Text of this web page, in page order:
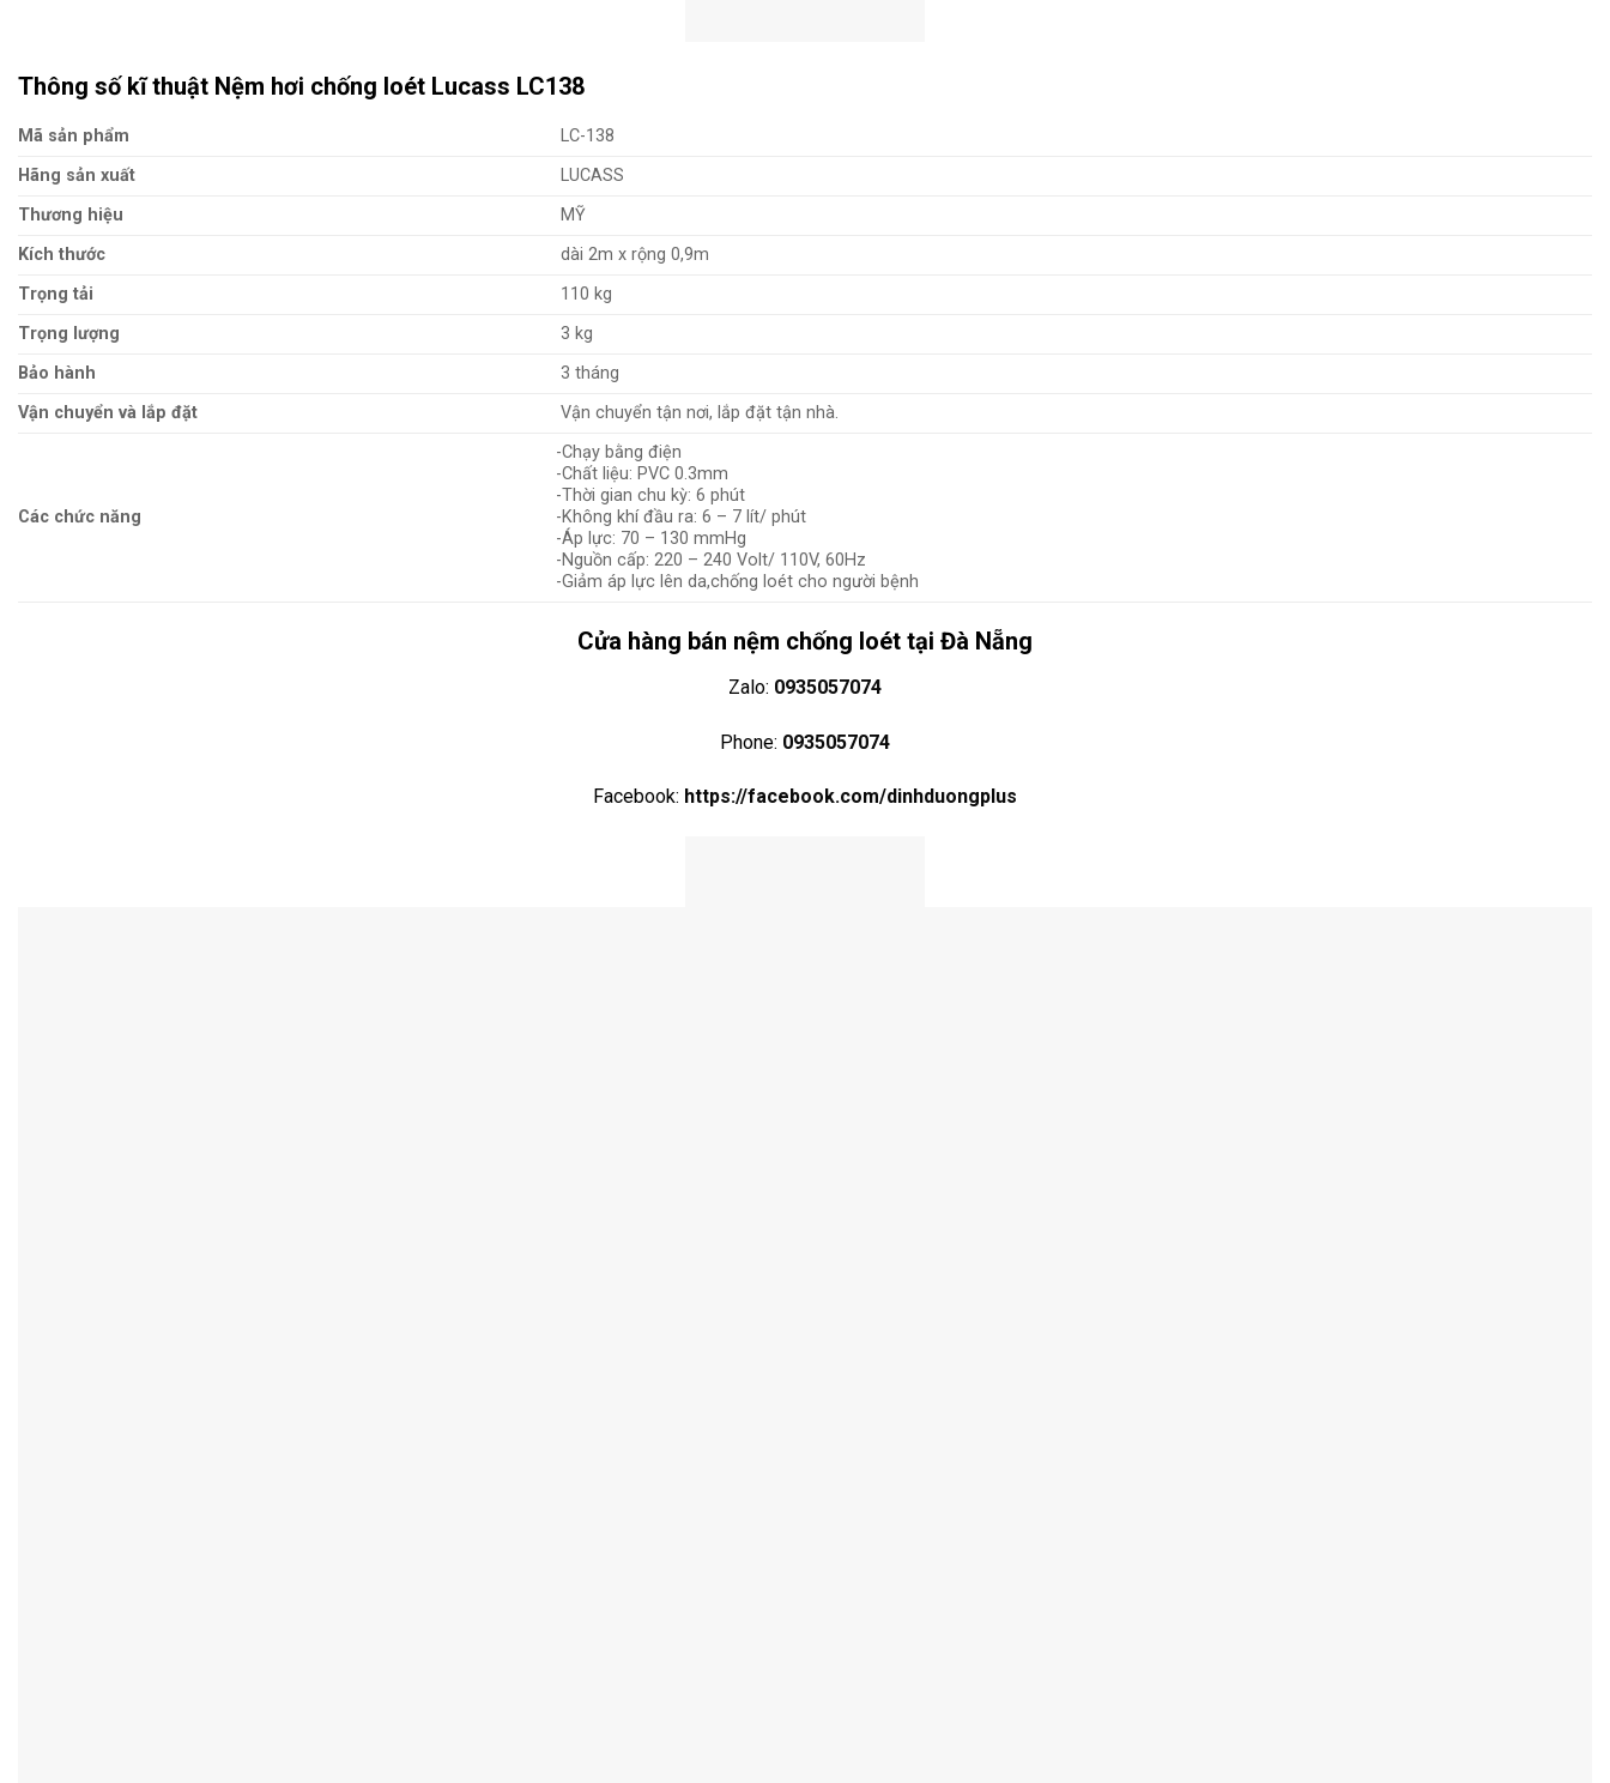
Thông số kĩ thuật Nệm hơi chống loét Lucass LC138
Mã sản phẩm
LC-138
Hãng sản xuất
LUCASS
Thương hiệu
MỸ
Kích thước
dài 2m x rộng 0,9m
Trọng tải
110 kg
Trọng lượng
3 kg
Bảo hành
3 tháng
Vận chuyển và lắp đặt
Vận chuyển tận nơi, lắp đặt tận nhà.
Các chức năng
-Chạy bằng điện
-Chất liệu: PVC 0.3mm
-Thời gian chu kỳ: 6 phút
-Không khí đầu ra: 6 – 7 lít/ phút
-Áp lực: 70 – 130 mmHg
-Nguồn cấp: 220 – 240 Volt/ 110V, 60Hz
-Giảm áp lực lên da,chống loét cho người bệnh
Cửa hàng bán nệm chống loét tại Đà Nẵng
Zalo: 0935057074
Phone: 0935057074
Facebook: https://facebook.com/dinhduongplus